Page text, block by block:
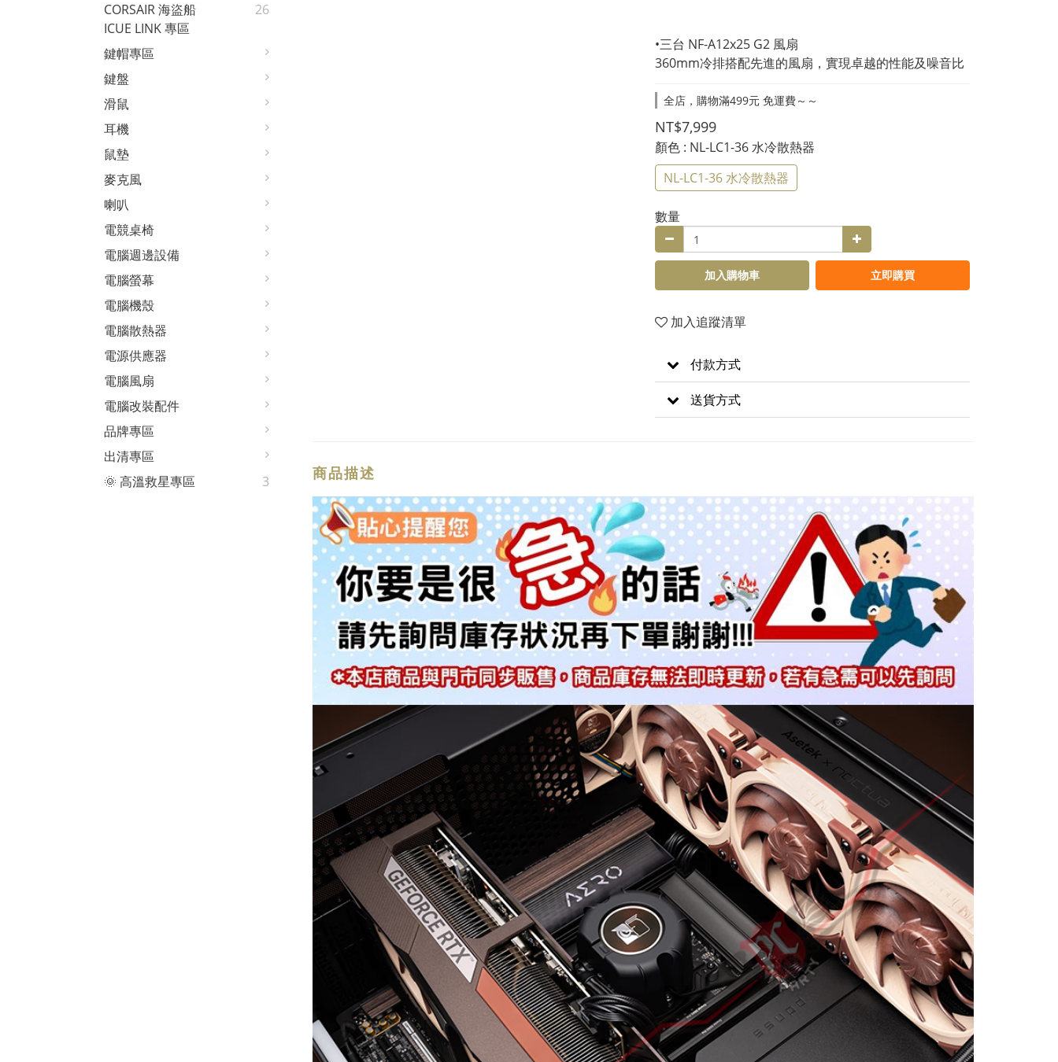
CORSAIR 海盜船
ICUE LINK 專區
26
鍵帽專區
鍵盤
滑鼠
耳機
鼠墊
麥克風
喇叭
電競桌椅
電腦週邊設備
電腦螢幕
電腦機殼
電腦散熱器
電源供應器
電腦風扇
電腦改裝配件
品牌專區
出清專區
🌞 高溫救星專區
3
•三台 NF-A12x25 G2 風扇
360mm冷排搭配先進的風扇，實現卓越的性能及噪音比
全店，購物滿499元 免運費～～
NT$7,999
顏色 : NL-LC1-36 水冷散熱器
NL-LC1-36 水冷散熱器
數量
加入購物車 立即購買
加入追蹤清單
付款方式
送貨方式
商品描述